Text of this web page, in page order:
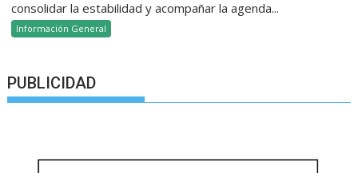
consolidar la estabilidad y acompañar la agenda...
Información General
PUBLICIDAD